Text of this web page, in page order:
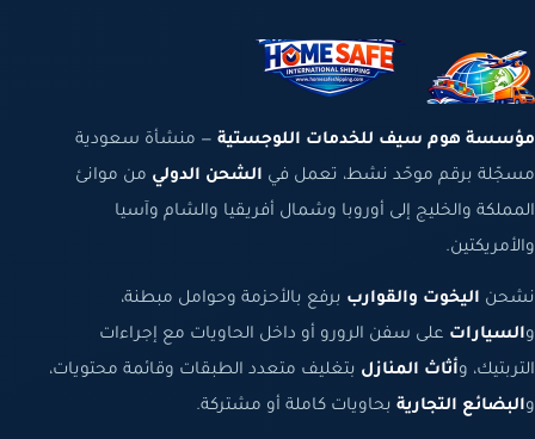
مؤسسة هوم سيف للخدمات اللوجستية — منشأة سعودية
مسجّلة برقم موحّد نشط، تعمل في الشحن الدولي من موانئ
المملكة والخليج إلى أوروبا وشمال أفريقيا والشام وآسيا
والأمريكتين.
نشحن اليخوت والقوارب برفع بالأحزمة وحوامل مبطنة،
والسيارات على سفن الرورو أو داخل الحاويات مع إجراءات
التربتيك، وأثاث المنازل بتغليف متعدد الطبقات وقائمة محتويات،
والبضائع التجارية بحاويات كاملة أو مشتركة.